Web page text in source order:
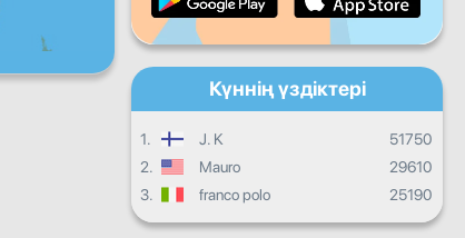
Жалпы прогресс
Күннің үздіктері
1. J. K
51750
2.
Mauro
29610
3.
franco polo 25190